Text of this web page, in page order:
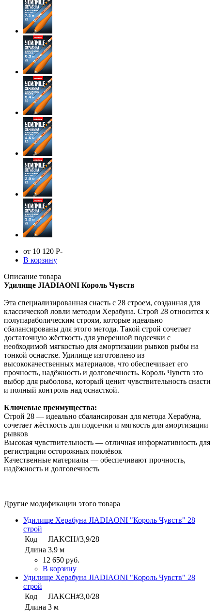
от 10 120 Р-
В корзину
Описание товара
Удилище JIADIAONI Король Чувств
Эта специализированная снасть с 28 строем, созданная для
классической ловли методом Херабуна. Строй 28 относится к
полупараболическим строям, которые идеально
сбалансированы для этого метода. Такой строй сочетает
достаточную жёсткость для уверенной подсечки с
необходимой мягкостью для амортизации рывков рыбы на
тонкой оснастке. Удилище изготовлено из
высококачественных материалов, что обеспечивает его
прочность, надёжность и долговечность. Король Чувств это
выбор для рыболова, который ценит чувствительность снасти
и полный контроль над оснасткой.
Ключевые преимущества:
Строй 28 — идеально сбалансирован для метода Херабуна,
сочетает жёсткость для подсечки и мягкость для амортизации
рывков
Высокая чувствительность — отличная информативность для
регистрации осторожных поклёвок
Качественные материалы — обеспечивают прочность,
надёжность и долговечность
Другие модификации этого товара
Удилище Херабуна JIADIAONI "Король Чувств" 28
строй
Код
JIAKCH#3,9/28
Длина 3,9 м
12 650 руб.
В корзину
Удилище Херабуна JIADIAONI "Король Чувств" 28
строй
Код
JIAKCH#3,0/28
Длина 3 м